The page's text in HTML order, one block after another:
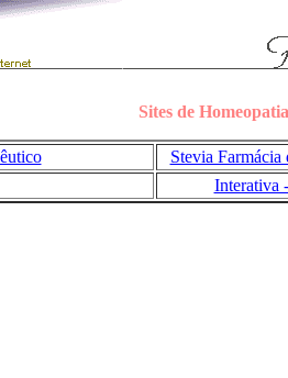
Sites de
Stevia
Interativa